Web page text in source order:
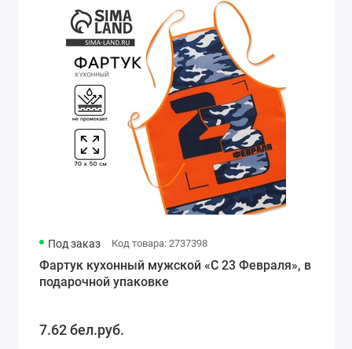
Под заказ Код товара: 2737398
Фартук кухонный мужской «С 23 Февраля», в
подарочной упаковке
7.62 бел.руб.